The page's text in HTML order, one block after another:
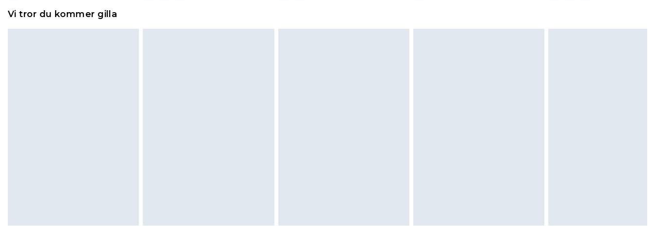
Vi tror du kommer gilla